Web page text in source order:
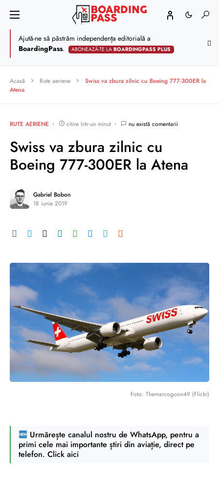
Ajută-ne să păstrăm independența editorială a
BoardingPass. ABONEAZĂ-TE LABOARDINGPASS PLUS
Acasă Rute aeriene
Swiss va zbura zilnic cu Boeing 777-300ER la
Atena
RUTE AERIENE citire într-un minut nu există comentarii
Swiss va zbura zilnic cu
Boeing 777-300ER la Atena
Gabriel Bobon
18 iunie 2019
Foto: Themarcogoon49 (Flickr)
Urmărește canalul nostru de WhatsApp, pentru a
primi cele mai importante știri din aviație, direct pe
telefon. Click aici